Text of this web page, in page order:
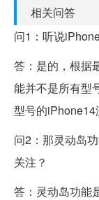
相关问答
问1：听说
答：是的，根据
能并不是所有型
型号的iPhone14
问2：那灵动岛
关注？
答：灵动岛功能